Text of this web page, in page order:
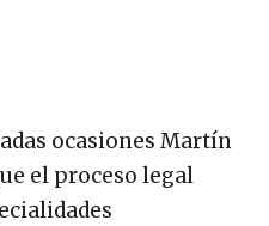
ocasiones Martín
el proceso legal